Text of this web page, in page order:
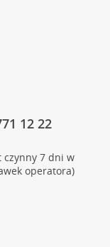
12 22
czynny 7 dni w
operatora)